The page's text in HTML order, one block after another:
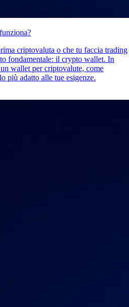
criptovaluta o che tu faccia trading
fondamentale: il crypto wallet. In
wallet per criptovalute, come
più adatto alle tue esigenze.